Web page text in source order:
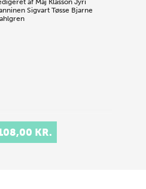
af Maj Klasson Jyri
Sigvart Tøsse Bjarne
KR.